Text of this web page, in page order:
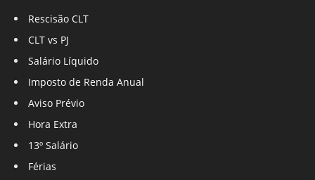
Rescisão CLT
CLT vs PJ
Salário Líquido
Imposto de Renda Anual
Aviso Prévio
Hora Extra
13º Salário
Férias